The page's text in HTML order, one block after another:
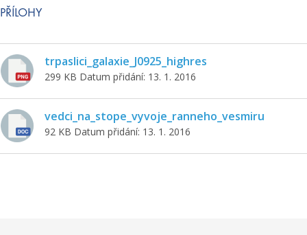
PŘÍLOHY
trpaslici_galaxie_J0925_highres
299 KB Datum přidání: 13. 1. 2016
vedci_na_stope_vyvoje_ranneho_vesmiru
92 KB Datum přidání: 13. 1. 2016